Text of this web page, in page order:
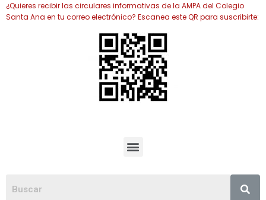
¿Quieres recibir las circulares informativas de la AMPA del Colegio
Santa Ana en tu correo electrónico? Escanea este QR para suscribirte: